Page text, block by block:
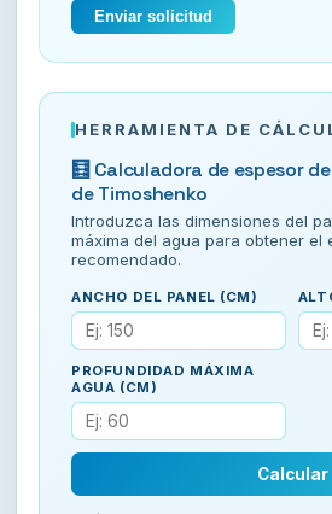
Enviar solicitud
HERRAMIENTA DE
🧮 Calculadora de espesor
de Timoshenko
Introduzca las dimensiones del
máxima del agua para obtener el
recomendado.
ANCHO DEL PANEL (CM)
PROFUNDIDAD MÁXIMA
AGUA (CM)
Calcular